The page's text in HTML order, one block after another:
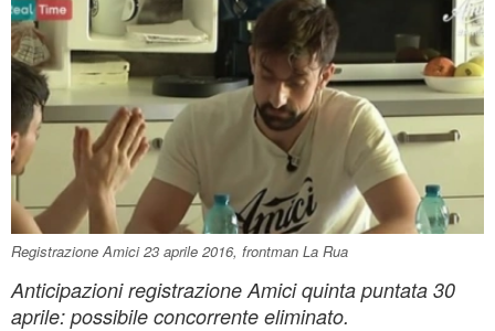
Registrazione Amici 23 aprile 2016, frontman La Rua
Anticipazioni registrazione Amici quinta puntata 30
aprile: possibile concorrente eliminato.